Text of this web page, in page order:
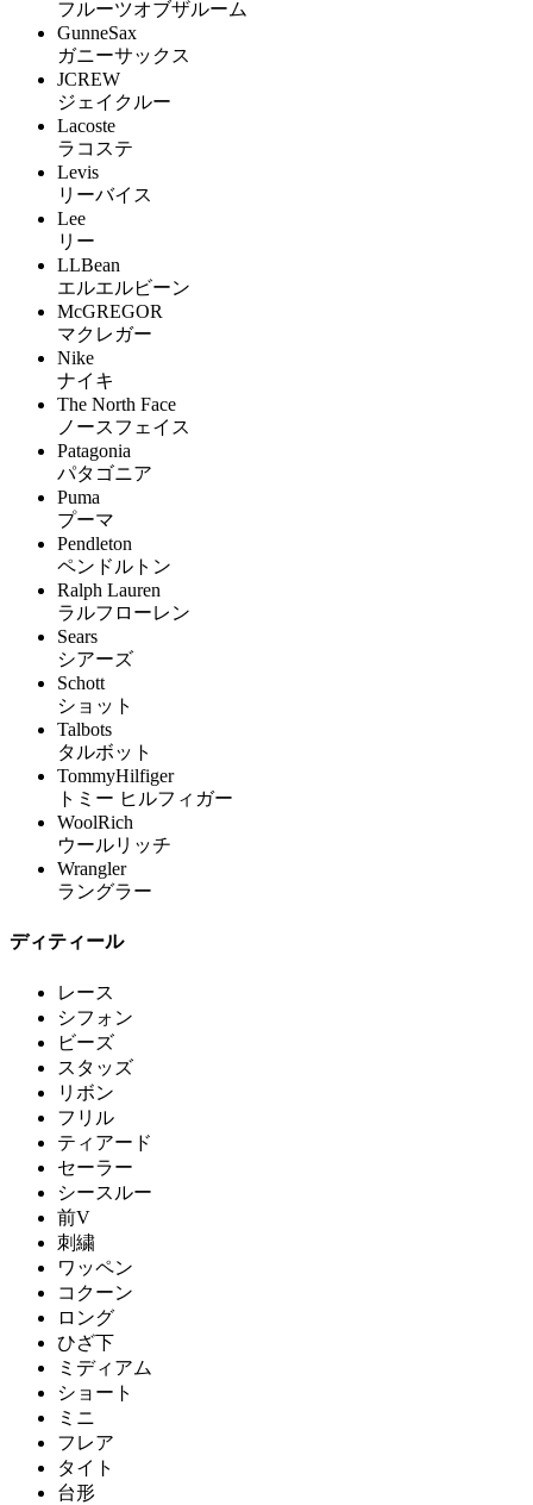
フルーツオブザルーム
GunneSax
ガニーサックス
JCREW
ジェイクルー
Lacoste
ラコステ
Levis
リーバイス
Lee
リー
LLBean
エルエルビーン
McGREGOR
マクレガー
Nike
ナイキ
The North Face
ノースフェイス
Patagonia
パタゴニア
Puma
プーマ
Pendleton
ペンドルトン
Ralph Lauren
ラルフローレン
Sears
シアーズ
Schott
ショット
Talbots
タルボット
TommyHilfiger
トミー ヒルフィガー
WoolRich
ウールリッチ
Wrangler
ラングラー
ディティール
レース
シフォン
ビーズ
スタッズ
リボン
フリル
ティアード
セーラー
シースルー
前V
刺繍
ワッペン
コクーン
ロング
ひざ下
ミディアム
ショート
ミニ
フレア
タイト
台形